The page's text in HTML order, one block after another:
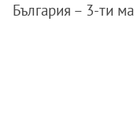
България – 3-ти